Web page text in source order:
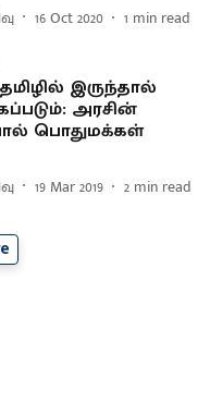
16 Oct 2020 1 min read
இருந்தால்
அரசின்
பொதுமக்கள்
19 Mar 2019 2 min read